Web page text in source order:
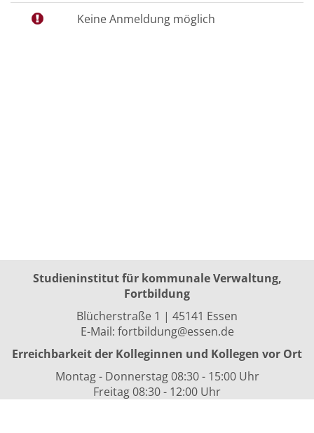
Keine Anmeldung möglich
Studieninstitut für kommunale Verwaltung,
Fortbildung
Blücherstraße 1 | 45141 Essen
E-Mail: fortbildung@essen.de
Erreichbarkeit der Kolleginnen und Kollegen vor Ort
Montag - Donnerstag 08:30 - 15:00 Uhr
Freitag 08:30 - 12:00 Uhr